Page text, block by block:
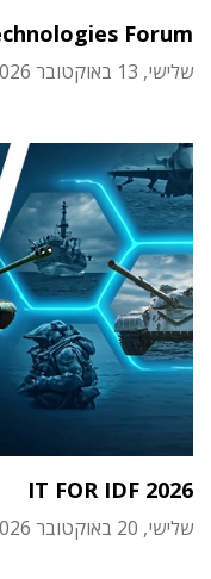
Forum
שלישי, 13 באוקטובר 2026
IT FOR IDF 2026
שלישי, 20 באוקטובר 2026